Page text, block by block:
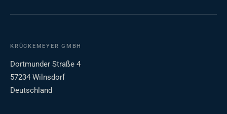
KRÜCKEMEYER GMBH
Dortmunder Straße 4
57234 Wilnsdorf
Deutschland